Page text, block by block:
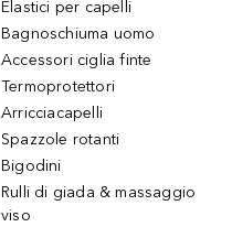
Elastici per capelli
Bagnoschiuma uomo
Accessori ciglia finte
Termoprotettori
Arricciacapelli
Spazzole rotanti
Bigodini
Rulli di giada & massaggio
viso